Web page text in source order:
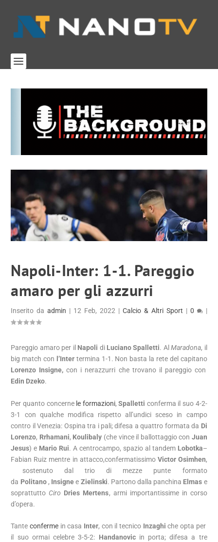
Napoli-Inter: 1-1. Pareggio
amaro per gli azzurri
Inserito daadmin | 12 Feb, 2022 |Calcio & Altri Sport | 0 |
Pareggio amaro per il Napoli di Luciano Spalletti. AlMaradona, il
big match con l’Intertermina 1-1. Non basta la rete del capitano
Lorenzo Insigne, con i nerazzurri che trovano il pareggio con
Edin Dzeko.
Per quanto concerne le formazioni,Spalletti conferma il suo 4-2-
3-1 con qualche modifica rispetto all’undici sceso in campo
contro il Venezia: Ospinatra i pali; difesa a quattro formata da Di
Lorenzo, Rrhamani, Koulibaly (che vince il ballottaggio con Juan
Jesus) e Mario Rui. A centrocampo, spazio al tandem Lobotka–
Fabian Ruiz mentre in attacco,confermatissimo Victor Osimhen,
sostenuto dal trio di mezze punte formato
da Politano, Insignee Zielinski. Partono dalla panchina Elmas e
soprattutto Ciro Dries Mertens, armi importantissime in corso
d’opera.
Tanteconferme in casa Inter, con il tecnico Inzaghi che opta per
il suo ormai celebre 3-5-2: Handanovicin porta; difesa a tre